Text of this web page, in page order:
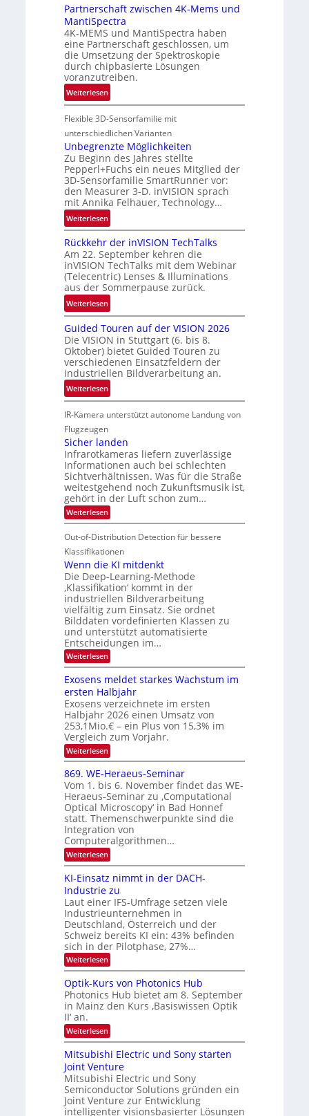
a
f
i
e
n
L
u
f
t
-
u
n
d
R
a
u
m
f
a
h
r
t
t
e
c
h
n
i
k
z
i
n
E
M
A
-
e
g
i
o
n
Partnerschaft zwischen 4K-Mems und
MantiSpectra
4K-MEMS und MantiSpectra haben
eine Partnerschaft geschlossen, um
die Umsetzung der Spektroskopie
durch chipbasierte Lösungen
voranzutreiben.
Weiterlesen:
P
a
r
t
n
e
r
s
c
h
t
z
w
i
s
c
h
e
n
4
K
M
e
m
s
u
n
d
M
a
n
t
i
S
p
e
c
t
r
a
Flexible 3D-Sensorfamilie mit
unterschiedlichen Varianten
Unbegrenzte Möglichkeiten
Zu Beginn des Jahres stellte
Pepperl+Fuchs ein neues Mitglied der
3D-Sensorfamilie SmartRunner vor:
den Measurer 3-D. inVISION sprach
mit Annika Felhauer, Technology…
Weiterlesen:
U
n
b
e
g
r
e
z
t
e
M
ö
g
l
i
c
h
k
e
i
t
e
n
Rückkehr der inVISION TechTalks
Am 22. September kehren die
inVISION TechTalks mit dem Webinar
(Telecentric) Lenses & Illuminations
aus der Sommerpause zurück.
Weiterlesen:
R
ü
c
k
k
e
h
d
e
r
i
n
V
I
S
I
O
N
T
e
c
h
T
a
l
k
s
Guided Touren auf der VISION 2026
Die VISION in Stuttgart (6. bis 8.
Oktober) bietet Guided Touren zu
verschiedenen Einsatzfeldern der
industriellen Bildverarbeitung an.
Weiterlesen:
G
u
i
d
e
d
T
o
u
r
e
u
f
d
e
r
V
I
S
I
O
N
2
0
2
6
IR-Kamera unterstützt autonome Landung von
Flugzeugen
Sicher landen
Infrarotkameras liefern zuverlässige
Informationen auch bei schlechten
Sichtverhältnissen. Was für die Straße
weitestgehend noch Zukunftsmusik ist,
gehört in der Luft schon zum…
Weiterlesen:
S
c
h
l
a
n
d
e
n
Out-of-Distribution Detection für bessere
Klassifikationen
Wenn die KI mitdenkt
Die Deep-Learning-Methode
‚Klassifikation‘ kommt in der
industriellen Bildverarbeitung
vielfältig zum Einsatz. Sie ordnet
Bilddaten vordefinierten Klassen zu
und unterstützt automatisierte
Entscheidungen im…
Weiterlesen:
W
n
n
d
i
e
K
I
m
i
t
d
e
n
k
t
Exosens meldet starkes Wachstum im
ersten Halbjahr
Exosens verzeichnete im ersten
Halbjahr 2026 einen Umsatz von
253,1Mio.€ – ein Plus von 15,3% im
Vergleich zum Vorjahr.
Weiterlesen:
E
x
o
s
e
n
s
m
e
l
d
e
t
s
t
a
r
k
e
s
W
a
c
h
s
t
u
i
m
e
r
s
t
e
n
H
869. WE-Heraeus-Seminar
Vom 1. bis 6. November findet das WE-
Heraeus-Seminar zu ‚Computational
Optical Microscopy‘ in Bad Honnef
statt. Themenschwerpunkte sind die
Integration von
Computeralgorithmen…
Weiterlesen:
8
9
.
W
E
-
H
e
r
a
e
u
s
-
S
m
i
a
r
KI-Einsatz nimmt in der DACH-
Industrie zu
Laut einer IFS-Umfrage setzen viele
Industrieunternehmen in
Deutschland, Österreich und der
Schweiz bereits KI ein: 43% befinden
sich in der Pilotphase, 27%…
Weiterlesen:
K
-
E
i
s
a
t
z
n
i
m
m
t
i
Optik-Kurs von Photonics Hub
Photonics Hub bietet am 8. September
in Mainz den Kurs ‚Basiswissen Optik
II‘ an.
Weiterlesen:
O
p
t
i
k
-
K
u
Mitsubishi Electric und Sony starten
Joint Venture
Mitsubishi Electric und Sony
Semiconductor Solutions gründen ein
Joint Venture zur Entwicklung
intelligenter visionsbasierter Lösungen